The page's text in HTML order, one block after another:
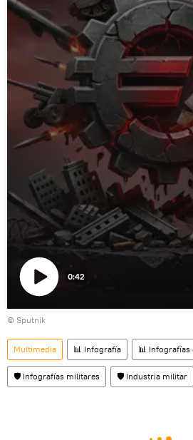
Reproducir
vídeo
0:42
© Sputnik
Multimedia 📊 Infografía 📊 Infografías
🛡️ Infografías militares 🛡️ Industria militar